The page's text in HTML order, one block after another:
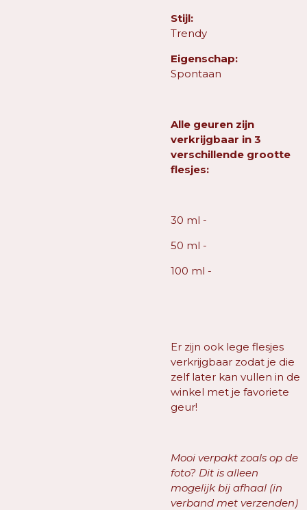
Stijl:
Trendy
Eigenschap:
Spontaan
Alle geuren zijn
verkrijgbaar in 3
verschillende grootte
flesjes:
30 ml -
50 ml -
100 ml -
Er zijn ook lege flesjes
verkrijgbaar zodat je die
zelf later kan vullen in de
winkel met je favoriete
geur!
Mooi verpakt zoals op de
foto? Dit is alleen
mogelijk bij afhaal (in
verband met verzenden)